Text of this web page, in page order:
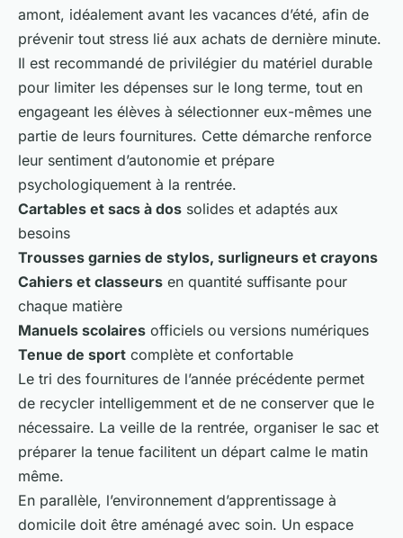
amont, idéalement avant les vacances d’été, afin de
prévenir tout stress lié aux achats de dernière minute.
Il est recommandé de privilégier du matériel durable
pour limiter les dépenses sur le long terme, tout en
engageant les élèves à sélectionner eux-mêmes une
partie de leurs fournitures. Cette démarche renforce
leur sentiment d’autonomie et prépare
psychologiquement à la rentrée.
Cartables et sacs à dos solides et adaptés aux
besoins
Trousses garnies de stylos, surligneurs et crayons
Cahiers et classeurs en quantité suffisante pour
chaque matière
Manuels scolaires officiels ou versions numériques
Tenue de sport complète et confortable
Le tri des fournitures de l’année précédente permet
de recycler intelligemment et de ne conserver que le
nécessaire. La veille de la rentrée, organiser le sac et
préparer la tenue facilitent un départ calme le matin
même.
En parallèle, l’environnement d’apprentissage à
domicile doit être aménagé avec soin. Un espace